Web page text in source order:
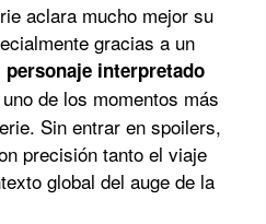
aclara mucho mejor su
gracias a un
interpretado
de los momentos más
Sin entrar en spoilers,
precisión tanto el viaje
global del auge de la